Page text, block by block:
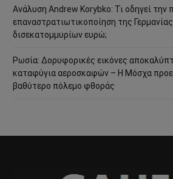
Ανάλυση Andrew Korybko: Τι οδηγεί την
επαναστρατιωτικοποίηση της
δισεκατομμυρίων ευρώ;
Ρωσία: Δορυφορικές εικόνες
καταφύγια αεροσκαφών – Η Μόσχα
βαθύτερο πόλεμο φθοράς